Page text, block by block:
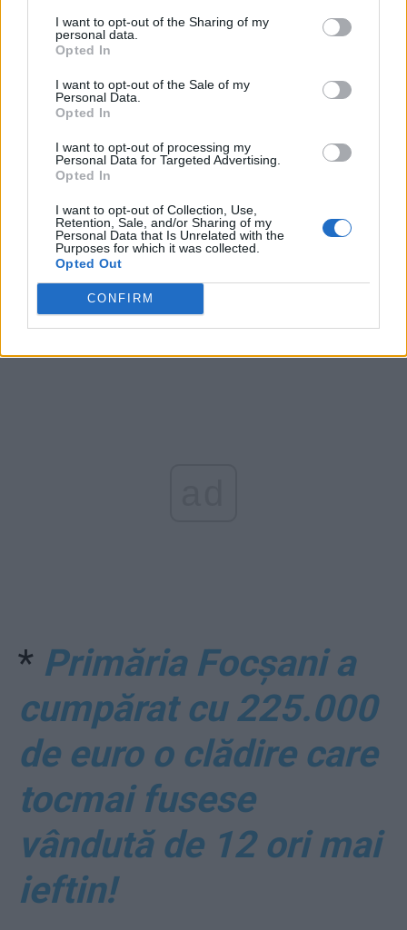
I want to opt-out of the Sharing of my
personal data.
Opted In
I want to opt-out of the Sale of my
Personal Data.
Opted In
I want to opt-out of processing my
Personal Data for Targeted Advertising.
Opted In
I want to opt-out of Collection, Use,
Retention, Sale, and/or Sharing of my
Personal Data that Is Unrelated with the
Purposes for which it was collected.
Opted Out
CONFIRM
Director silvic de 8
ani: 150.000 de euro
donație către copiii
săi + 200.000 de euro
în conturi + 50.000 de
euro împrumut către
o firmă!
* Primăria Focșani a
cumpărat cu 225.000
de euro o clădire care
tocmai fusese
vândută de 12 ori mai
ieftin!